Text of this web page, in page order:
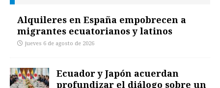
Alquileres en España empobrecen a
migrantes ecuatorianos y latinos
jueves 6 de agosto de 2026
Ecuador y Japón acuerdan
profundizar el diálogo sobre un